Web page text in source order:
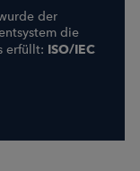
der
die
erfüllt: ISO/IEC